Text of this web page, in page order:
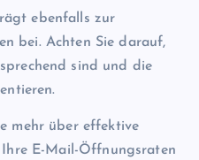
ebenfalls zur
bei. Achten Sie darauf,
sind und die
mehr über effektive
E-Mail-Öffnungsraten